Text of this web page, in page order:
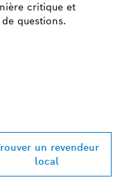
critique et
questions.
un revendeur
local